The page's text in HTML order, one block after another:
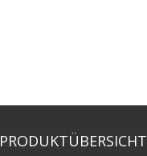
PRODUKTÜBERSICHT